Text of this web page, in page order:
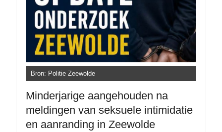
Bron: Politie Zeewolde
Minderjarige aangehouden na
meldingen van seksuele intimidatie
en aanranding in Zeewolde